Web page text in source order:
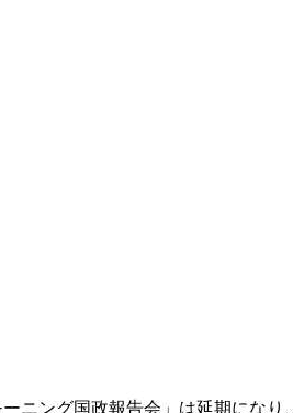
ニング国政報告会」は延期にな